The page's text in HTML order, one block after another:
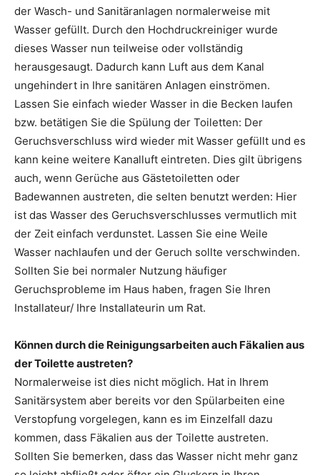
der Wasch- und Sanitäranlagen normalerweise mit
Wasser gefüllt. Durch den Hochdruckreiniger wurde
dieses Wasser nun teilweise oder vollständig
herausgesaugt. Dadurch kann Luft aus dem Kanal
ungehindert in Ihre sanitären Anlagen einströmen.
Lassen Sie einfach wieder Wasser in die Becken laufen
bzw. betätigen Sie die Spülung der Toiletten: Der
Geruchsverschluss wird wieder mit Wasser gefüllt und es
kann keine weitere Kanalluft eintreten. Dies gilt übrigens
auch, wenn Gerüche aus Gästetoiletten oder
Badewannen austreten, die selten benutzt werden: Hier
ist das Wasser des Geruchsverschlusses vermutlich mit
der Zeit einfach verdunstet. Lassen Sie eine Weile
Wasser nachlaufen und der Geruch sollte verschwinden.
Sollten Sie bei normaler Nutzung häufiger
Geruchsprobleme im Haus haben, fragen Sie Ihren
Installateur/ Ihre Installateurin um Rat.
Können durch die Reinigungsarbeiten auch Fäkalien aus
der Toilette austreten?
Normalerweise ist dies nicht möglich. Hat in Ihrem
Sanitärsystem aber bereits vor den Spülarbeiten eine
Verstopfung vorgelegen, kann es im Einzelfall dazu
kommen, dass Fäkalien aus der Toilette austreten.
Sollten Sie bemerken, dass das Wasser nicht mehr ganz